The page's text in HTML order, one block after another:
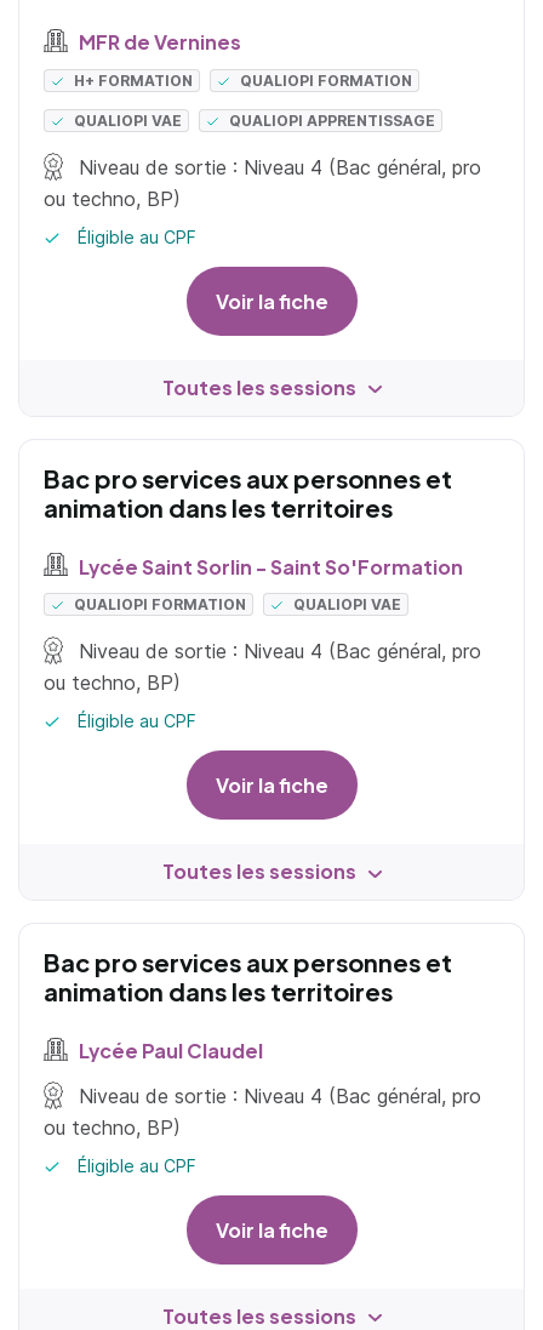
MFR de Vernines
H+ FORMATION QUALIOPI FORMATION
QUALIOPI VAE QUALIOPI APPRENTISSAGE
Niveau de sortie : Niveau 4 (Bac général, pro
ou techno, BP)
Éligible au CPF
Voir la fiche
Toutes les sessions
Bac pro services aux personnes et
animation dans les territoires
Lycée Saint Sorlin - Saint So'Formation
QUALIOPI FORMATION QUALIOPI VAE
Niveau de sortie : Niveau 4 (Bac général, pro
ou techno, BP)
Éligible au CPF
Voir la fiche
Toutes les sessions
Bac pro services aux personnes et
animation dans les territoires
Lycée Paul Claudel
Niveau de sortie : Niveau 4 (Bac général, pro
ou techno, BP)
Éligible au CPF
Voir la fiche
Toutes les sessions